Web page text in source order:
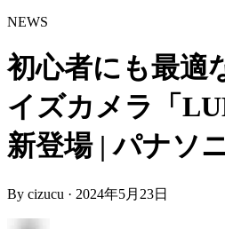
NEWS
初心者にも最適
イズカメラ「
新登場 | パナソ
By cizucu · 2024年5月23日